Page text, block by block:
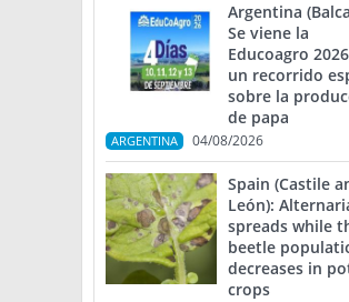
Argentina
Se viene la
Educoagro
un recorrido
sobre la
de papa
ARGENTINA 04/08/2026
Spain (Castile
León):
spreads while
beetle
decreases in
crops